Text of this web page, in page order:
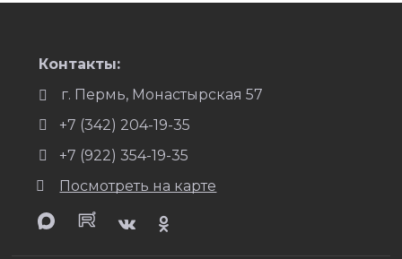
Контакты:
г. Пермь, Монастырская 57
+7 (342) 204-19-35
+7 (922) 354-19-35
Посмотреть на карте